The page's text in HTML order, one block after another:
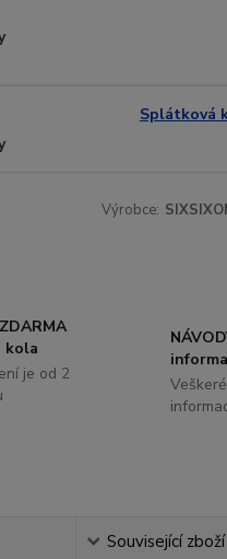
Splátková
Výrobce:
kola
je od 2
Související zboží